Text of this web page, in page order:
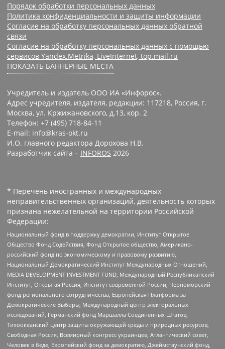
Порядок обработки персональных данных
Политика конфиденциальности и защиты информации
Согласие на обработку персональных данных обратной
связи
Согласие на обработку персональных данных с помощью
сервисов Yandex.Metrika, LiveInternet, top.mail.ru
ПОКАЗАТЬ БАННЕРНЫЕ МЕСТА
Учредитель и издатель ООО ИА «Инфорос».
Адрес учредителя, издателя, редакции: 117218, Россия, г.
Москва, ул. Кржижановского, д.13, кор. 2
Телефон: +7 (495) 718-84-11
E-mail: info@kras-okt.ru
И.О. главного редактора Дорохова Н.В.
Разработчик сайта – INFOROS 2026
* Перечень иностранных и международных
неправительственных организаций, деятельность которых
признана нежелательной на территории Российской
Федерации:
Национальный фонд в поддержку демократии, Институт Открытое
Общество Фонд Содействия, Фонд Открытое общество, Американо-
российский фонд по экономическому и правовому развитию,
Национальный Демократический Институт Международных Отношений,
MEDIA DEVELOPMENT INVESTMENT FUND, Международный Республиканский
Институт, Открытая Россия, Институт современной России, Черноморский
фонд регионального сотрудничества, Европейская Платформа за
Демократические Выборы, Международный центр электоральных
исследований, Германский фонд Маршалла Соединенных Штатов,
Тихоокеанский центр защиты окружающей среды и природных ресурсов,
Свободная Россия, Всемирный конгресс украинцев, Атлантический совет,
Человек в беде, Европейский фонд за демократию, Джеймстаунский фонд,